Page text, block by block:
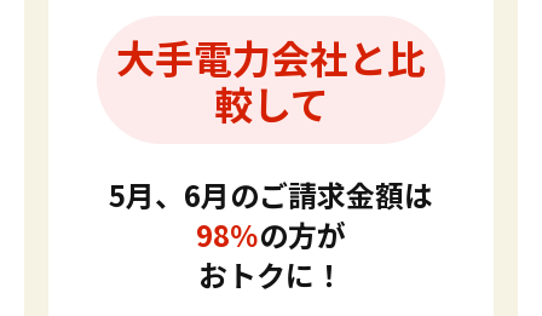
大手電力会社と比
較して
5月、6月のご請求金額は
98％の方が
おトクに！